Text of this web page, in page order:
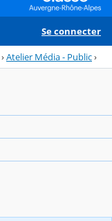
Se connecter
›Atelier Média - Public›